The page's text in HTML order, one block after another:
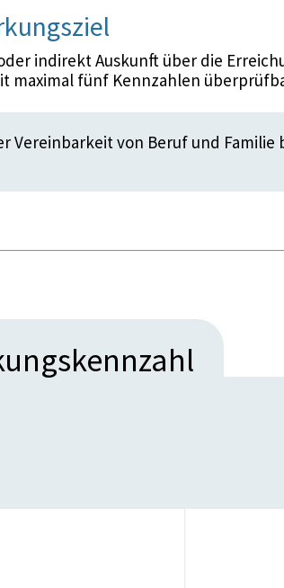
indirekt Auskunft über die
maximal fünf Kennzahlen
Vereinbarkeit von Beruf und Familie